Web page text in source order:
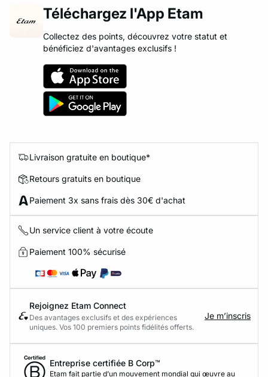
Téléchargez l'App Etam
Collectez des points, découvrez votre statut et
bénéficiez d'avantages exclusifs !
Livraison gratuite en boutique*
Retours gratuits en boutique
Paiement 3x sans frais dès 30€ d'achat
Un service client à votre écoute
Paiement 100% sécurisé
Rejoignez Etam Connect
Des avantages exclusifs et des expériences
uniques. Vos 100 premiers points fidélités offerts.
Je m’inscris
Entreprise certifiée B Corp™
Etam fait partie d’un mouvement mondial qui œuvre au